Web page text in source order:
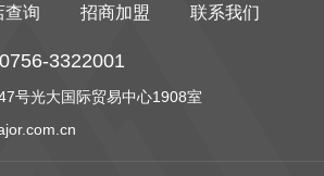
查询 招商加盟 联系我们
3322001
号光大国际贸易中心1908室